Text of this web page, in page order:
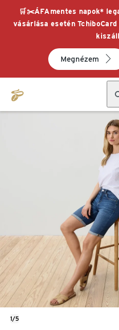
🛒✂️ÁFAmentes napok*
vásárlása esetén
Megnézem
1/5